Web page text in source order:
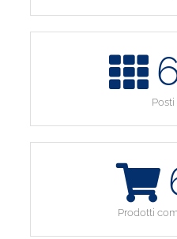
Prodotti